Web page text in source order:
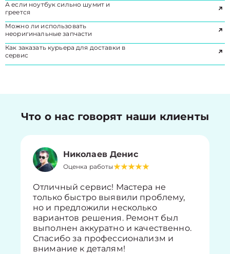
А если ноутбук сильно шумит и
греется
Можно ли использовать
неоригинальные запчасти
Как заказать курьера для доставки в
сервис
Что о нас говорят наши клиенты
Николаев Денис
Оценка работы
Отличный сервис! Мастера не
только быстро выявили проблему,
но и предложили несколько
вариантов решения. Ремонт был
выполнен аккуратно и качественно.
Спасибо за профессионализм и
внимание к деталям!